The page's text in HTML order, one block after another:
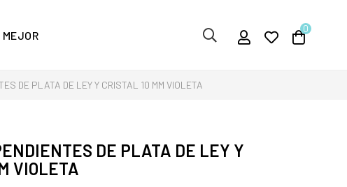
MEJOR 0
DE PLATA DE LEY Y CRISTAL 10 MM VIOLETA
DE PLATA DE LEY Y
VIOLETA